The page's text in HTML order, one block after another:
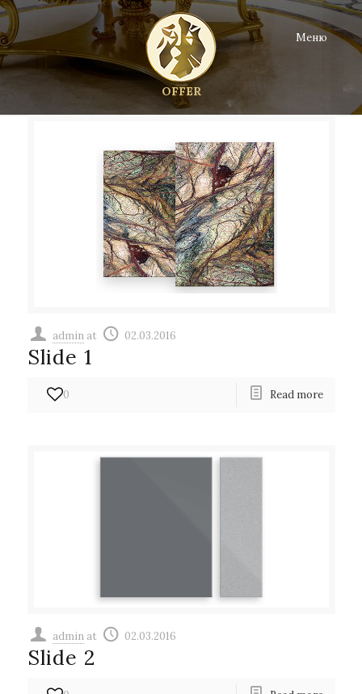
Меню
OFFER
admin at 02.03.2016
Slide 1
0 Read more
admin at 02.03.2016
Slide 2